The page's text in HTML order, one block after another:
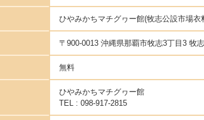
ひやみかちマチグヮー館(牧志公設市場衣
〒900-0013 沖縄県那覇市牧志3丁目3 牧
無料
ひやみかちマチグヮー館
TEL : 098-917-2815